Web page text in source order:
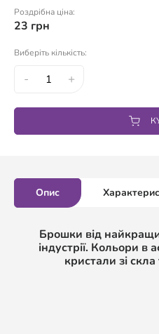
Роздрібна ціна:
23 грн
Виберіть кількість:
- +
Опис
Брошки від
індустрії. Кольори в
кристали зі